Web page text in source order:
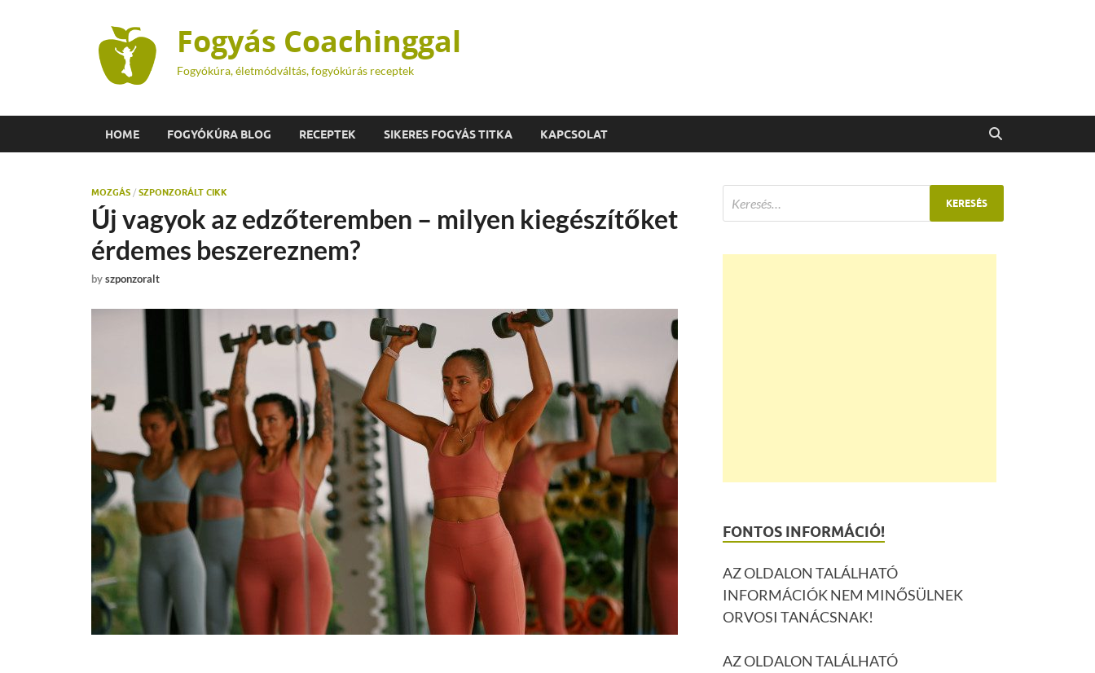
Fogyás Coachinggal
Fogyókúra, életmódváltás, fogyókúrás receptek
HOME FOGYÓKÚRA BLOG RECEPTEK SIKERES FOGYÁS TITKA KAPCSOLAT
MOZGÁS / SZPONZORÁLT CIKK
Új vagyok az edzőteremben – milyen kiegészítőket
érdemes beszereznem?
byszponzoralt
FONTOS INFORMÁCIÓ!
AZ OLDALON TALÁLHATÓ
INFORMÁCIÓK NEM MINŐSÜLNEK
ORVOSI TANÁCSNAK!
AZ OLDALON TALÁLHATÓ